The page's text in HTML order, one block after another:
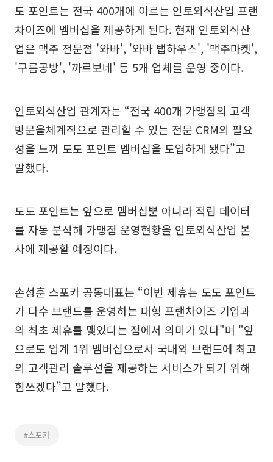
도 포인트는 전국 400개에 이르는 인토외식산업 프랜
차이즈에 멤버십을 제공하게 된다. 현재 인토외식산
업은 맥주 전문점 '와바', '와바 탭하우스', '맥주마켓',
'구름공방', '까르보네' 등 5개 업체를 운영 중이다.
인토외식산업 관계자는 “전국 400개 가맹점의 고객
방문을체계적으로 관리할 수 있는 전문 CRM의 필요
성을 느껴 도도 포인트 멤버십을 도입하게 됐다”고
말했다.
도도 포인트는 앞으로 멤버십뿐 아니라 적립 데이터
를 자동 분석해 가맹점 운영현황을 인토외식산업 본
사에 제공할 예정이다.
손성훈 스포카 공동대표는 “이번 제휴는 도도 포인트
가 다수 브랜드를 운영하는 대형 프랜차이즈 기업과
의 최초 제휴를 맺었다는 점에서 의미가 있다"며 "앞
으로도 업계 1위 멤버십으로서 국내외 브랜드에 최고
의 고객관리 솔루션을 제공하는 서비스가 되기 위해
힘쓰겠다”고 말했다.
#스포카